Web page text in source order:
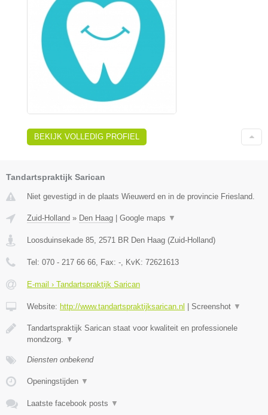
BEKIJK VOLLEDIG PROFIEL
Tandartspraktijk Sarican
Niet gevestigd in de plaats Wieuwerd en in de provincie Friesland.
Zuid-Holland » Den Haag Google maps ▼
Loosduinsekade 85, 2571 BR Den Haag (Zuid-Holland)
Tel: 070 - 217 66 66, Fax: -, KvK: 72621613
E-mail › Tandartspraktijk Sarican
Website: http://www.tandartspraktijksarican.nl Screenshot ▼
Tandartspraktijk Sarican staat voor kwaliteit en professionele
mondzorg. ▼
Diensten onbekend
Openingstijden ▼
Laatste facebook posts ▼